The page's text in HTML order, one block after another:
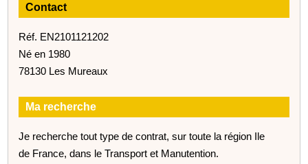
Contact
Réf. EN2101121202
Né en 1980
78130 Les Mureaux
Ma recherche
Je recherche tout type de contrat, sur toute la région Ile
de France, dans le Transport et Manutention.